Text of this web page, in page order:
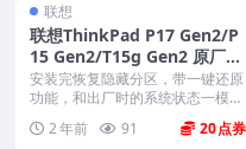
联想
联想ThinkPad P17 Gen2/P
15 Gen2/T15g Gen2 原厂W
indows10专业版 oem系统
镜像下载
安装完恢复隐藏分区，带一键还原
功能，和出厂时的系统状态一模一
2 年前 91 20